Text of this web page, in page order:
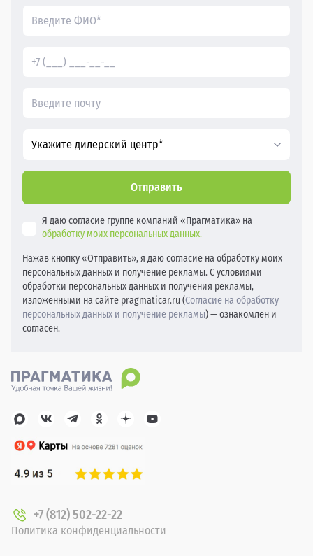
Укажите дилерский центр*
Отправить
Я даю согласие группе компаний «Прагматика» на
обработку моих персональных данных.
Нажав кнопку «Отправить», я даю согласие на обработку моих
персональных данных и получение рекламы. С условиями
обработки персональных данных и получения рекламы,
изложенными на сайте pragmaticar.ru (Согласие на обработку
персональных данных и получение рекламы) — ознакомлен и
согласен.
+7 (812) 502-22-22
Политика конфиденциальности